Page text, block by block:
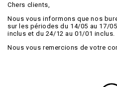
Chers clients,
Nous vous informons que nos
sur les périodes du 14/05 au 17/
inclus et du 24/12 au 01/01 inclus.
Nous vous remercions de votre